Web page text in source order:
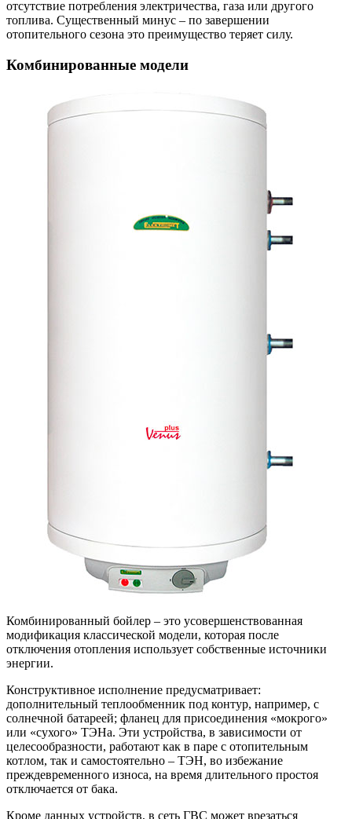
отсутствие потребления электричества, газа или другого
топлива. Существенный минус – по завершении
отопительного сезона это преимущество теряет силу.
Комбинированные модели
Комбинированный бойлер – это усовершенствованная
модификация классической модели, которая после
отключения отопления использует собственные источники
энергии.
Конструктивное исполнение предусматривает:
дополнительный теплообменник под контур, например, с
солнечной батареей; фланец для присоединения «мокрого»
или «сухого» ТЭНа. Эти устройства, в зависимости от
целесообразности, работают как в паре с отопительным
котлом, так и самостоятельно – ТЭН, во избежание
преждевременного износа, на время длительного простоя
отключается от бака.
Кроме данных устройств, в сеть ГВС может врезаться